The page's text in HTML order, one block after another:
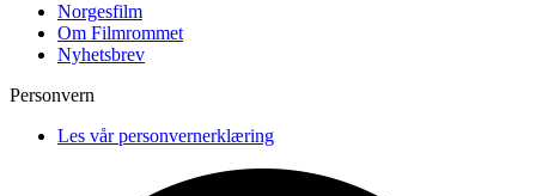
Norgesfilm
Om Filmrommet
Nyhetsbrev
Personvern
Les vår personvernerklæring